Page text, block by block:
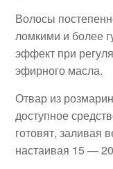
Волосы
ломкими и более
эффект при
эфирного масла.
Отвар из
доступное
готовят, заливая
настаивая 15 —